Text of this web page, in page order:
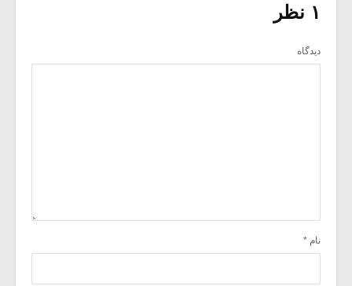
۱ نظر
دیدگاه
نام *